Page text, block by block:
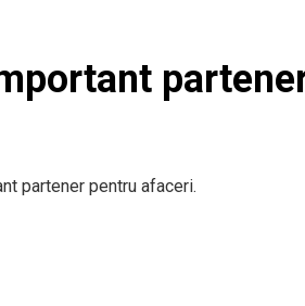
partener pentru afaceri.